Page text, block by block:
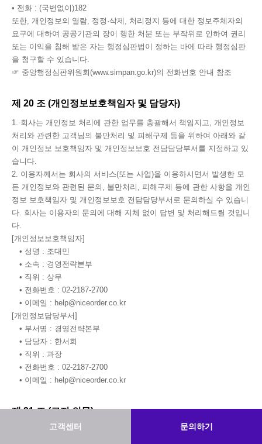
• 전화 : (국번없이)182
또한, 개인정보의 열람, 정정·삭제, 처리정지 등에 대한 정보주체자의
요구에 대하여 공공기관의 장이 행한 처분 또는 부작위로 인하여 권리
또는 이익을 침해 받은 자는 행정심판법이 정하는 바에 따라 행정심판
을 청구할 수 있습니다.
☞ 중앙행정심판위원회(www.simpan.go.kr)의 전화번호 안내 참조
제 20 조 (개인정보보호책임자 및 담당자)
1. 회사는 개인정보 처리에 관한 업무를 총괄해서 책임지고, 개인정보
처리와 관련한 고객님의 불만처리 및 피해구제 등을 위하여 아래와 같
이 개인정보 보호책임자 및 개인정보보호 전담담당부서를 지정하고 있
습니다.
2. 이용자께서는 회사의 서비스(또는 사업)을 이용하시면서 발생한 모
든 개인정보와 관련된 문의, 불만처리, 피해구제 등에 관한 사항을 개인
정보 보호책임자 및 개인정보보호 전담담당부서로 문의하실 수 있습니
다. 회사는 이용자의 문의에 대해 지체 없이 답변 및 처리해드릴 것입니
다.
[개인정보보호책임자]
• 성명 : 조대민
• 소속 : 경영전략본부
• 직위 : 상무
• 전화번호 : 02-2187-2700
• 이메일 : help@niceorder.co.kr
[개인정보담당부서]
• 부서명 : 경영전략본부
• 담당자 : 한서희
• 직위 : 과장
• 전화번호 : 02-2187-2700
• 이메일 : help@niceorder.co.kr
제 21 조 (고지 의무)
현 개인정보처리방침은 정부의 정책 또는 보안기술의 변경에 따라 내
고객센터 문의하기